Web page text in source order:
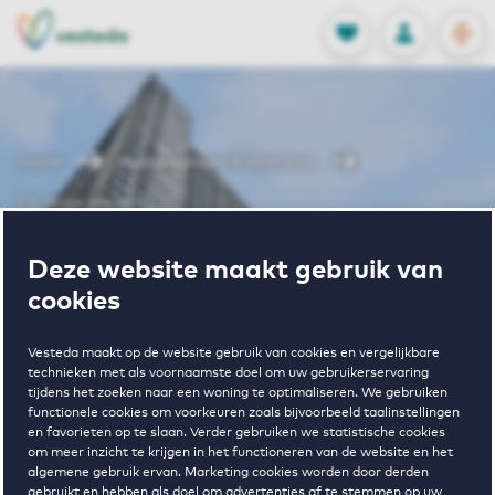
Deze website maakt gebruik van
cookies
Vesteda maakt op de website gebruik van cookies en vergelijkbare
technieken met als voornaamste doel om uw gebruikerservaring
tijdens het zoeken naar een woning te optimaliseren. We gebruiken
functionele cookies om voorkeuren zoals bijvoorbeeld taalinstellingen
en favorieten op te slaan. Verder gebruiken we statistische cookies
om meer inzicht te krijgen in het functioneren van de website en het
algemene gebruik ervan. Marketing cookies worden door derden
FAVORIETEN
Opgeslagen
INLOGGEN
NL
EN
Huurwoningen Rotterdam
De Hoge Heren I
Wonen in De
Hoge Heren I
Regelmatig beschikbaar